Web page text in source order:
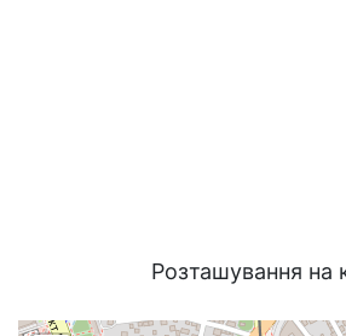
Розташування на